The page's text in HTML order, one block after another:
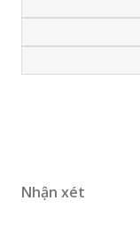
Nhận xét